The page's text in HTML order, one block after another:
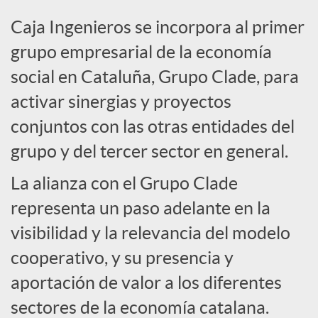
d
o
r
d
e
c
o
Caja Ingenieros se incorpora al primer
grupo empresarial de la economía
social en Cataluña, Grupo Clade, para
activar sinergias y proyectos
conjuntos con las otras entidades del
grupo y del tercer sector en general.
La alianza con el Grupo Clade
representa un paso adelante en la
visibilidad y la relevancia del modelo
cooperativo, y su presencia y
aportación de valor a los diferentes
sectores de la economía catalana.